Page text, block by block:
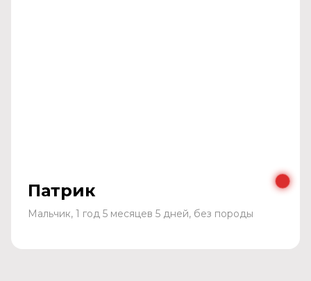
Патрик
Мальчик, 1 год 5 месяцев 5 дней, без породы